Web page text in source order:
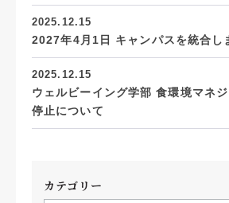
2025.12.15
2027年4月1日 キャンパスを統合し
2025.12.15
ウェルビーイング学部 食環境マネ
停止について
カテゴリー